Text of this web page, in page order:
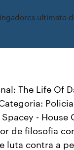
ultimato
The Life Of
Spacey - House
de filosofia
luta contra a